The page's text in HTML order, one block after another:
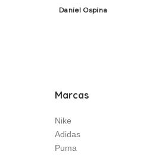
Posted
Daniel Ospina
Marcas
Nike
Adidas
Puma